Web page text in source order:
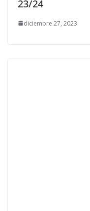
23/24
diciembre 27, 2023